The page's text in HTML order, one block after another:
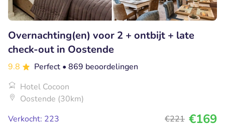
Overnachting(en) voor 2 + ontbijt + late
check-out in Oostende
9.8 Perfect • 869 beoordelingen
Hotel Cocoon
Oostende (30km)
Verkocht: 223
€221 €169